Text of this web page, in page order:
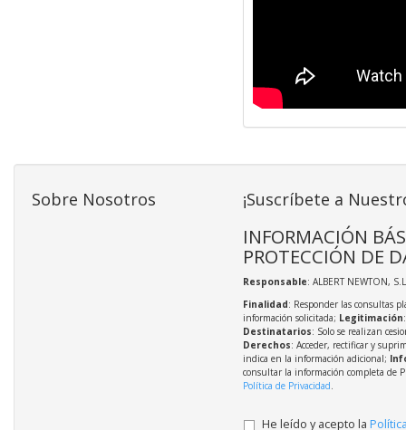
Sobre Nosotros ¡Suscríbete a
INFORMACIÓN
PROTECCIÓN DE
Responsable: ALBERT NEWTON,
Finalidad: Responder las consultas
información solicitada; Legitimación
Destinatarios: Solo se realizan
Derechos: Acceder, rectificar y
indica en la información adicional;
consultar la información completa de
Política de Privacidad.
He leído y acepto la